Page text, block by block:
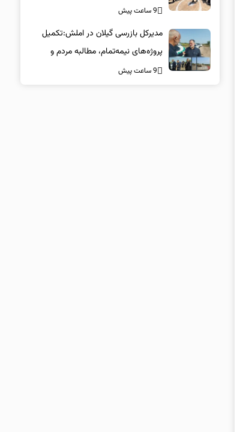
9 ساعت پیش
مدیرکل بازرسی گیلان در املش:تکمیل
پروژه‌های نیمه‌تمام، مطالبه مردم و
مصداق حقوق عامه است
9 ساعت پیش